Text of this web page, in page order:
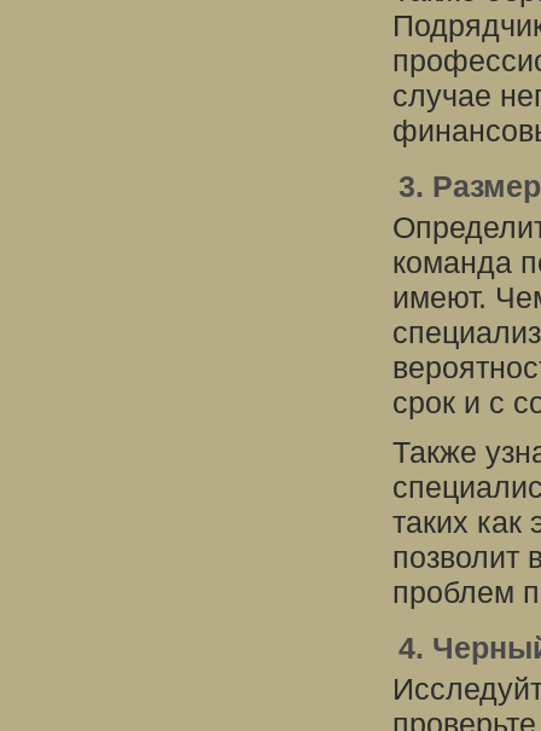
случае
3.
команда
имеют.
срок и с
Также
таких как
позволит
проблем
4.